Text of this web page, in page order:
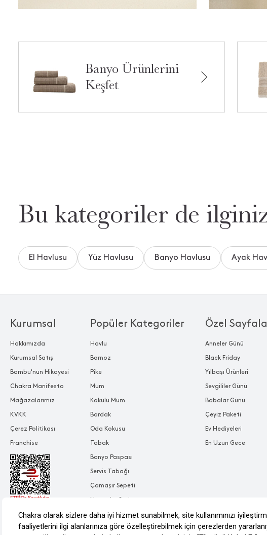
Banyo Ürünlerini
Keşfet
Bu kategoriler de
El Havlusu Yüz Havlusu Banyo Havlusu Ayak
Popüler Kategoriler
Havlu
Bornoz
Pike
Mum
Kokulu Mum
Bardak
Oda Kokusu
Tabak
Banyo Paspası
Servis Tabağı
Çamaşır Sepeti
Özel
Anneler Günü
Black Friday
Yılbaşı Ürünleri
Sevgililer Günü
Babalar Günü
Çeyiz Paketi
Ev Hediyeleri
En Uzun Gece
Kurumsal
Hakkımızda
Kurumsal Satış
Bambu'nun Hikayesi
Chakra Manifesto
Mağazalarımız
KVKK
Çerez Politikası
Franchise